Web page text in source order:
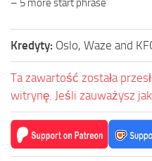
– 5 more start phrase
Kredyty: Oslo, Waze and
Ta zawartość została
witrynę. Jeśli zauważysz